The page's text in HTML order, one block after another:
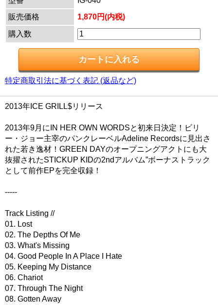
販売価格
1,870円(内税)
購入数
特定商取引法に基づく表記 (返品など)
2013年ICE GRILL$リリース
2013年9月にIN HER OWN WORDSと初来日決定！ビリ
ー・ジョー主宰のパンクレーベルAdeline Recordsに見出さ
れた若き逸材！GREEN DAYのオープニングアクトにも大
抜擢されたSTICKUP KIDの2ndアルバム”ボーナストラック
として前作EPを完全収録！
-----
Track Listing //
01. Lost
02. The Depths Of Me
03. What's Missing
04. Good People In A Place I Hate
05. Keeping My Distance
06. Chariot
07. Through The Night
08. Gotten Away